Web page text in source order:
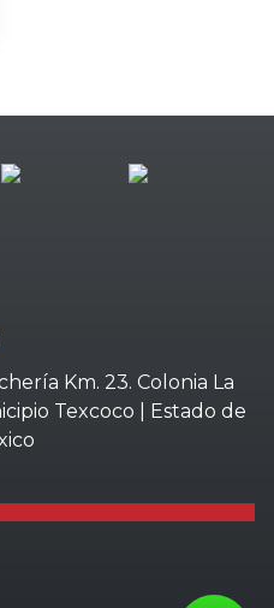
Km. 23. Colonia La
Texcoco | Estado de